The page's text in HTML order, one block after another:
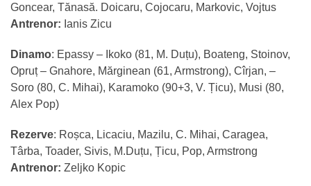
Goncear, Tănasă. Doicaru, Cojocaru, Markovic, Vojtus
Antrenor: Ianis Zicu
Dinamo: Epassy – Ikoko (81, M. Duțu), Boateng, Stoinov,
Opruț – Gnahore, Mărginean (61, Armstrong), Cîrjan, –
Soro (80, C. Mihai), Karamoko (90+3, V. Țicu), Musi (80,
Alex Pop)
Rezerve: Roșca, Licaciu, Mazilu, C. Mihai, Caragea,
Târba, Toader, Sivis, M.Duțu, Țicu, Pop, Armstrong
Antrenor: Zeljko Kopic